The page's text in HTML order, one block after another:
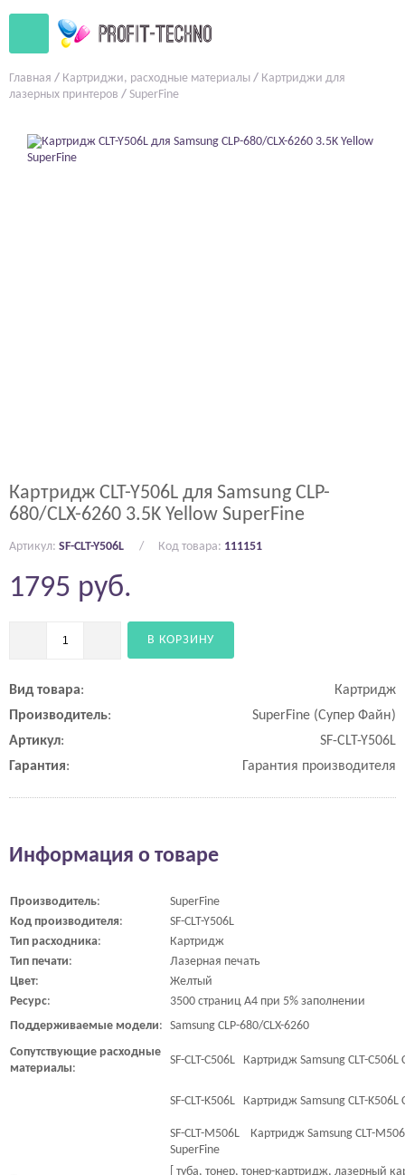
Главная / Картриджи, расходные материалы / Картриджи для
лазерных принтеров / SuperFine
Картридж CLT-Y506L для Samsung CLP-
680/CLX-6260 3.5K Yellow SuperFine
Артикул: SF-CLT-Y506L Код товара: 111151
Вид товара:
Картридж
Производитель:
SuperFine (Супер Файн)
Артикул:
SF-CLT-Y506L
Гарантия: Гарантия производителя
1795 руб.
В КОРЗИНУ
Информация о товаре
Производитель:
SuperFine
Код производителя:
SF-CLT-Y506L
Тип расходника:
Картридж
Тип печати:
Лазерная печать
Цвет:
Желтый
Ресурс:
3500 страниц A4 при 5% заполнении
Поддерживаемые модели: Samsung CLP-680/CLX-6260
Сопутствующие расходные
материалы:
SF-CLT-C506L Картридж Samsung CLT-C506L
SF-CLT-K506L Картридж Samsung CLT-K506L
SF-CLT-M506L Картридж Samsung CLT-
SuperFine
[ туба, тонер, тонер-картридж, лазерный